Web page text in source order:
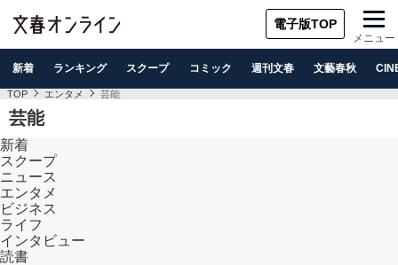
電子版TOP
メニュー
新着 ランキング スクープ コミック 週刊文春 文藝春秋
TOP エンタメ 芸能
芸能
新着
スクープ
ニュース
エンタメ
ビジネス
ライフ
インタビュー
読書